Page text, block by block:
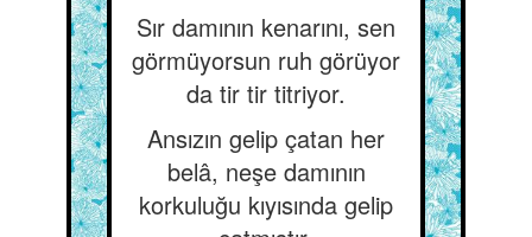
Sır damının kenarını, sen
görmüyorsun ruh görüyor
da tir tir titriyor.
Ansızın gelip çatan her
belâ, neşe damının
korkuluğu kıyısında gelip